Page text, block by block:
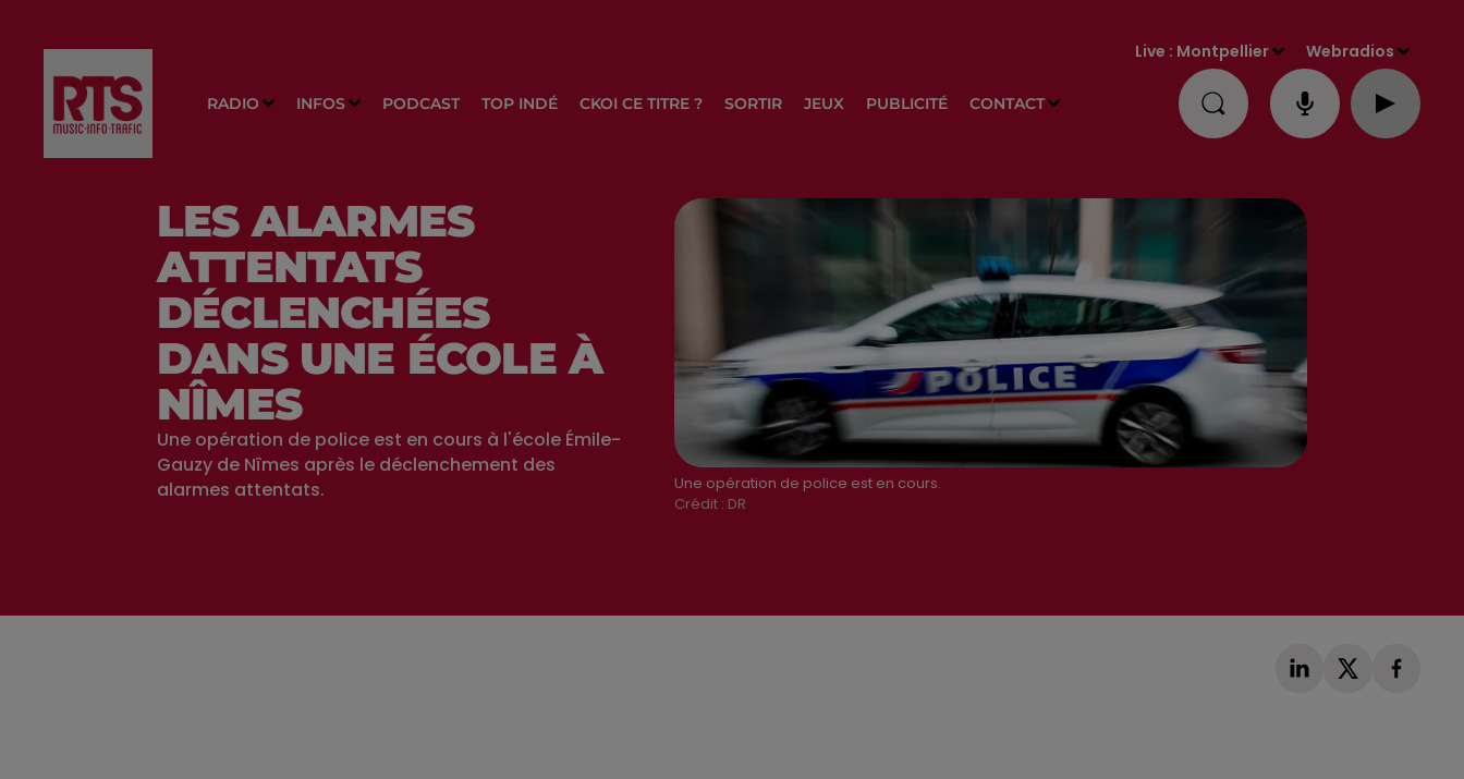
RADIO INFOS PODCAST TOP INDÉ CKOI CE TITRE ? SORTIR JEUX PUBLICITÉ CONTACT
Live : Montpellier Webradios
Une opération de police est en cours.
Crédit : DR
LES ALARMES
ATTENTATS
DÉCLENCHÉES
DANS UNE ÉCOLE À
NÎMES
Une opération de police est en cours à l'école Émile-
Gauzy de Nîmes après le déclenchement des
alarmes attentats.